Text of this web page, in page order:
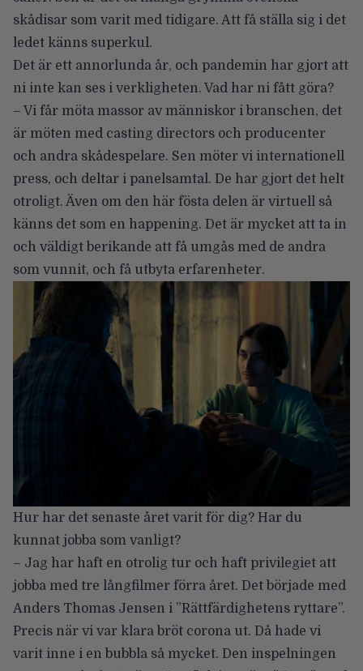
skådisar som varit med tidigare. Att få ställa sig i det
ledet känns superkul.
Det är ett annorlunda år, och pandemin har gjort att
ni inte kan ses i verkligheten. Vad har ni fått göra?
– Vi får möta massor av människor i branschen, det
är möten med casting directors och producenter
och andra skådespelare. Sen möter vi internationell
press, och deltar i panelsamtal. De har gjort det helt
otroligt. Även om den här fösta delen är virtuell så
känns det som en happening. Det är mycket att ta in
och väldigt berikande att få umgås med de andra
som vunnit, och få utbyta erfarenheter.
Hur har det senaste året varit för dig? Har du
kunnat jobba som vanligt?
– Jag har haft en otrolig tur och haft privilegiet att
jobba med tre långfilmer förra året. Det började med
Anders Thomas Jensen i ”Rättfärdighetens ryttare”.
Precis när vi var klara bröt corona ut. Då hade vi
varit inne i en bubbla så mycket. Den inspelningen